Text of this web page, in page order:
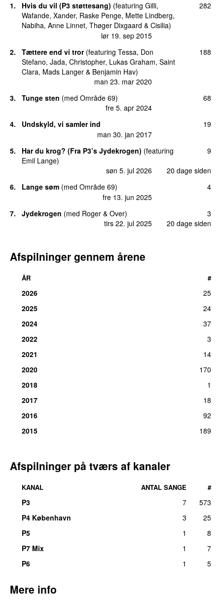
1. Hvis du vil (P3 støttesang) (featuring Gilli,
Wafande, Xander, Raske Penge, Mette Lindberg,
Nabiha, Anne Linnet, Thøger Dixgaard & Cisilia)
lør 19. sep 2015
282
2. Tættere end vi tror (featuring Tessa, Don
Stefano, Jada, Christopher, Lukas Graham, Saint
Clara, Mads Langer & Benjamin Hav)
man 23. mar 2020
188
3. Tunge sten (med Område 69)
fre 5. apr 2024
68
4.
Undskyld, vi samler ind
man 30. jan 2017
19
5. Har du krog? (Fra P3’s Jydekrogen) (featuring
Emil Lange)
søn 5. jul 2026
20 dage siden
9
6. Lange søm (med Område 69)
fre 13. jun 2025
4
7. Jydekrogen (med Roger & Over)
tirs 22. jul 2025
20 dage siden
3
Afspilninger gennem årene
ÅR #
2026
25
2025
24
2024
37
2022
3
2021
14
2020
170
2018
1
2017
18
2016
92
2015
189
Afspilninger på tværs af kanaler
KANAL ANTAL SANGE #
P3 7
573
P4 København
3
25
P5
1
8
P7 Mix
1
7
P6
1 5
Mere info